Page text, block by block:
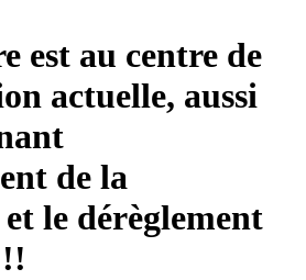
est au centre de
actuelle, aussi
de la
le dérèglement